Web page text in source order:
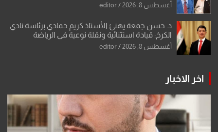
أغسطس 8, 2026 editor
د. حسن جمعة يهنئ الأستاذ كريم حمادي برئاسة نادي
الكرخ: قيادة استثنائية ونقلة نوعية في الرياضة
العراقية
أغسطس 8, 2026 editor
اخر الاخبار